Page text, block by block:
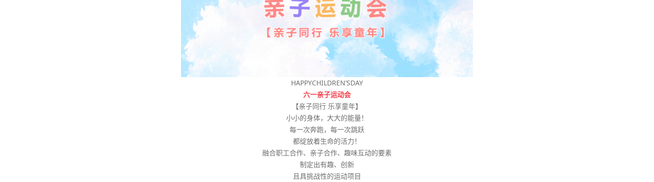
HAPPYCHILDREN’SDAY
六一亲子运动会
【亲子同行 乐享童年】
小小的身体，大大的能量！
每一次奔跑，每一次跳跃
都绽放着生命的活力！
融合职工合作、亲子合作、趣味互动的要素
制定出有趣、创新
且具挑战性的运动项目